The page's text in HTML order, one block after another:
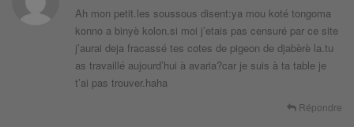
Ah mon petit.les soussous disent:ya mou koté tongoma
konno a binyè kolon.si moi j’etais pas censuré par ce site
j’aurai deja fracassé tes cotes de pigeon de djabèrè la.tu
as travaillé aujourd’hui à avaria?car je suis à ta table je
t’ai pas trouver.haha
Répondre